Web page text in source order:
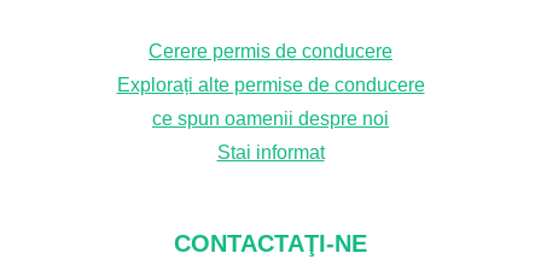
Cerere permis de conducere
Explorați alte permise de conducere
ce spun oamenii despre noi
Stai informat
CONTACTAŢI-NE